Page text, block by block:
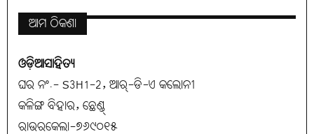
ଆମ ଠିକଣା
ଓଡ଼ିଆସାହିତ୍ୟ
ଘର ନଂ.- S3H1-2, ଆର୍-ଡି-ଏ କଲୋନୀ
କଳିଙ୍ଗ ବିହାର, ଛେଣ୍ଡ୍
ରାଉରକେଲା-୭୬୯୦୧୫